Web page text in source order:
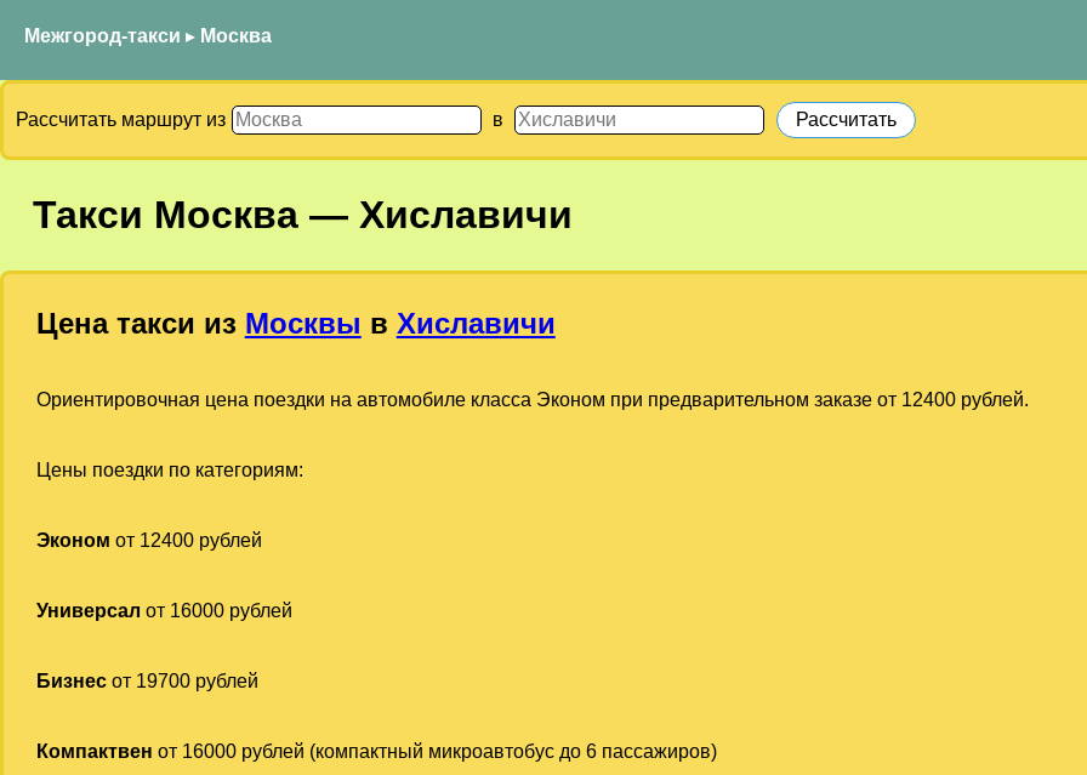
Межгород-такси ▸ Москва
Рассчитать маршрут из в
Такси Москва— Хиславичи
Цена такси из Москвы в Хиславичи
Ориентировочная цена поездки на автомобиле класса Эконом при предварительном заказе от 12400 рублей.
Цены поездки по категориям:
Эконом от 12400 рублей
Универсал от 16000 рублей
Бизнесот 19700 рублей
Компактвен от 16000 рублей (компактный микроавтобус до 6 пассажиров)